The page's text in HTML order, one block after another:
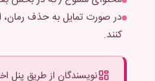
در صورت تمایل به حذف رمان،
کنند.
نویسندگان از طریق پنل